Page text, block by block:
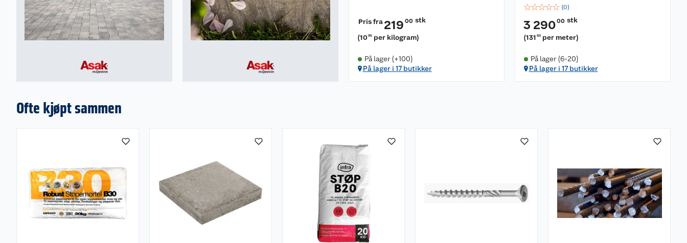
Pris fra219 00 stk
(1095 per kilogram)
På lager (+100)
På lager i 17 butikker
☆☆☆☆☆ (0)
3 29000 stk
(131 60 per meter)
På lager (6-20)
På lager i 17 butikker
Ofte kjøpt sammen